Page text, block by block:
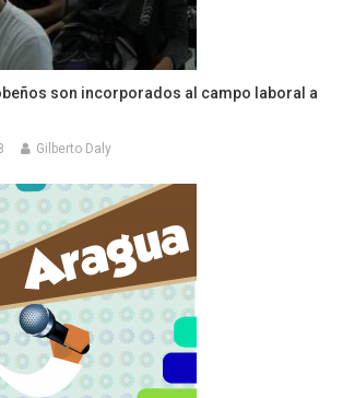
son incorporados al campo laboral a
Gilberto Daly